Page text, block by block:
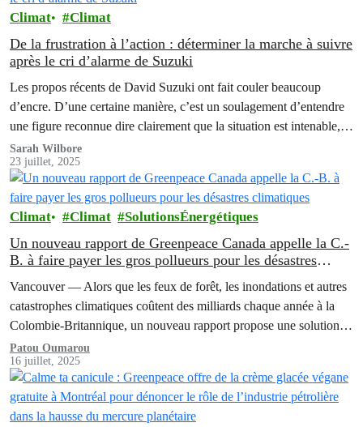
Climat Climat
De la frustration à l’action : déterminer la marche à suivre
après le cri d’alarme de Suzuki
Les propos récents de David Suzuki ont fait couler beaucoup
d’encre. D’une certaine manière, c’est un soulagement d’entendre
une figure reconnue dire clairement que la situation est intenable, et
que nos leaders et le système ne sont pas en mesure de s’attaquer à
un problème aussi complexe.
Sarah Wilbore
23 juillet, 2025
Climat Climat SolutionsÉnergétiques
Un nouveau rapport de Greenpeace Canada appelle la C.-
B. à faire payer les gros pollueurs pour les désastres
Vancouver — Alors que les feux de forêt, les inondations et autres
catastrophes climatiques coûtent des milliards chaque année à la
Colombie-Britannique, un nouveau rapport propose une solution
claire :…
Patou Oumarou
16 juillet, 2025